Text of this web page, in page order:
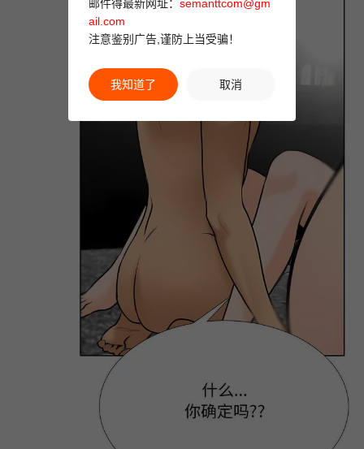
邮件得最新网址： semanttcom@gm
ail.com
注意鉴别广告,谨防上当受骗！
我知道了 取消